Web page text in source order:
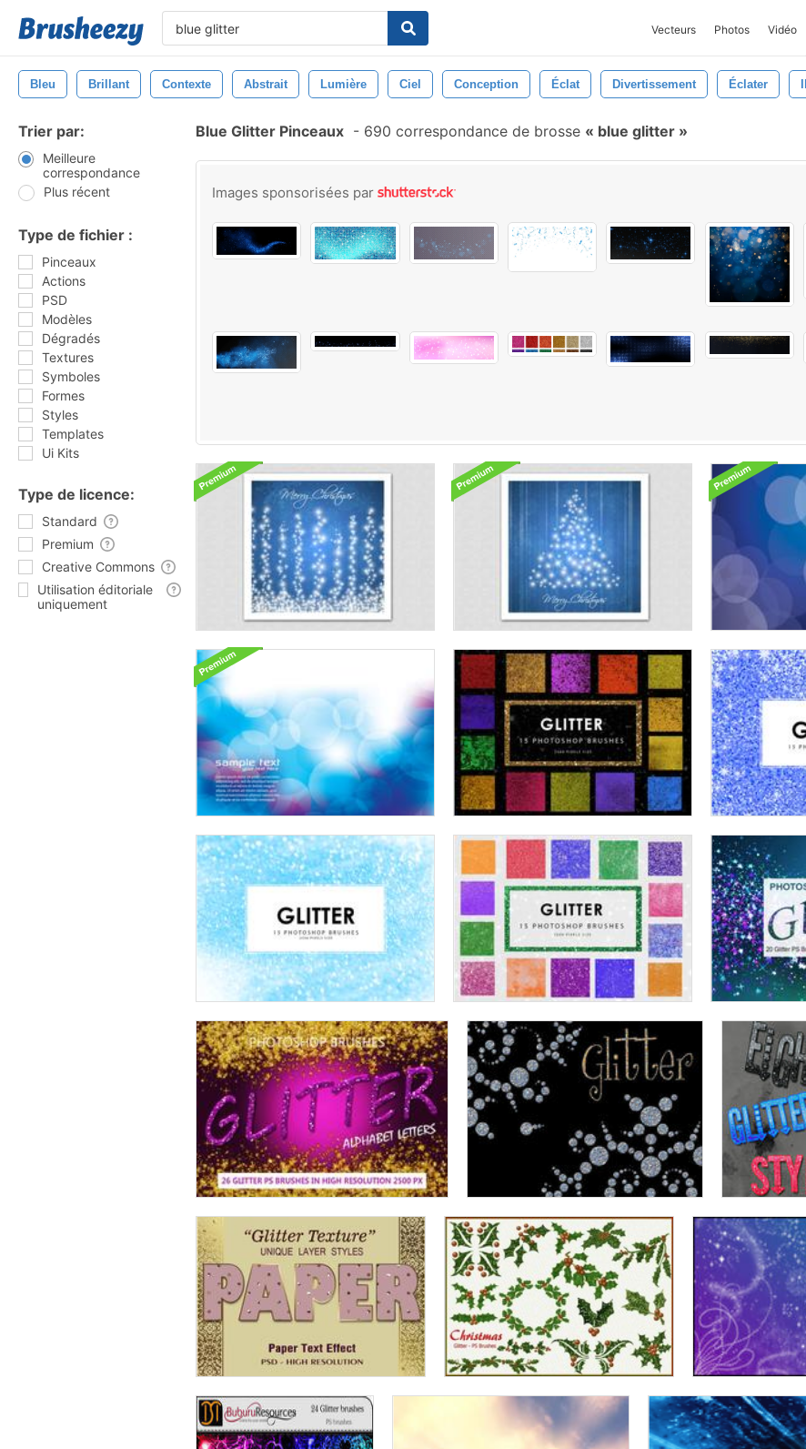
Vecteurs Photos Vidéo
Bleu Brillant Contexte Abstrait Lumière Ciel Conception Éclat Divertissement Éclater
Trier par:
Meilleure
correspondance
Plus récent
Type de fichier :
Pinceaux
Actions
PSD
Modèles
Dégradés
Textures
Symboles
Formes
Styles
Templates
Ui Kits
Type de licence:
Standard
Premium
Creative Commons
Utilisation éditoriale
uniquement
Blue Glitter Pinceaux - 690 correspondance de brosse blue glitter
Images sponsorisées par